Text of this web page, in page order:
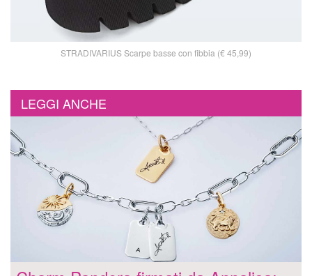
STRADIVARIUS Scarpe basse con fibbia (€ 45,99)
LEGGI ANCHE